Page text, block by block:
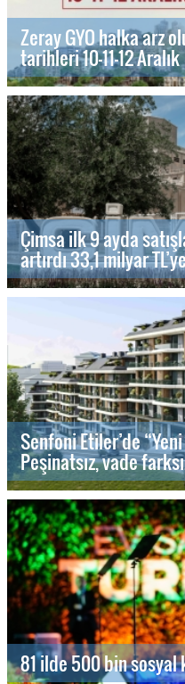
Zeray GYO halka arz
tarihleri 10-11-12 Aralık
Çimsa ilk 9 ayda
artırdı 33,1 milyar
Senfoni Etiler’de
Peşinatsız, vade
81 ilde 500 bin sosyal